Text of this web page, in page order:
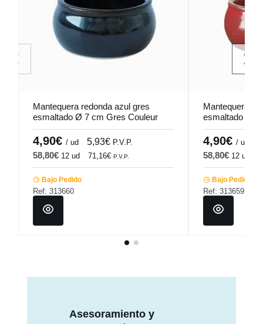
Mantequera redonda azul gres
esmaltado Ø 7 cm Gres Couleur
Pro.mundi
4,90€ / ud 5,93€ P.V.P.
58,80€ 12 ud 71,16€ P.V.P.
Bajo Pedido
Ref: 313660
Mantequera
esmaltado Ø 7
Pro.mundi
4,90€ / ud
58,80€ 12 ud
Bajo Pedido
Ref: 313659
Asesoramiento y